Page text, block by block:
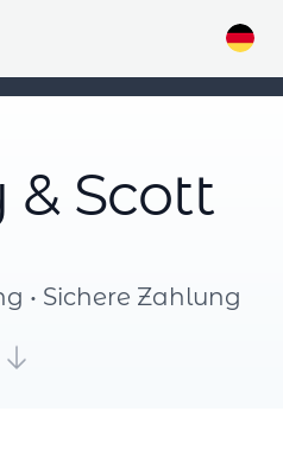
Scott
• Sichere Zahlung